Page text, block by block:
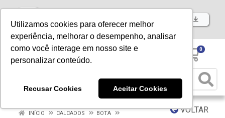
Utilizamos cookies para oferecer melhor
experiência, melhorar o desempenho, analisar
como você interage em nosso site e
personalizar conteúdo.
Recusar Cookies Aceitar Cookies
Baixe já nosso APP
0
VOLTAR
INÍCIO CALCADOS
BOTA